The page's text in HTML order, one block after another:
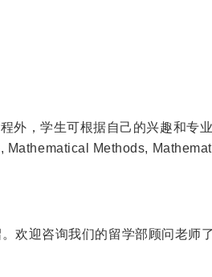
外，学生可根据自己的兴趣和专
Methods,
欢迎咨询我们的留学部顾问老师